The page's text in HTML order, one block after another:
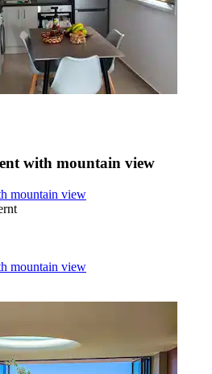
with mountain view
mountain view
mountain view